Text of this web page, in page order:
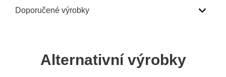
Doporučené výrobky
Alternativní výrobky